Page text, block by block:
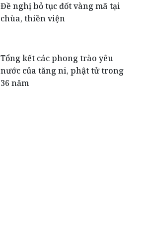
Đề nghị bỏ tục đốt vàng mã tại
chùa, thiền viện
Tổng kết các phong trào yêu
nước của tăng ni, phật tử trong
36 năm